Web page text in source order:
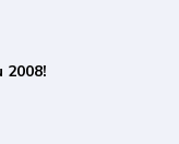
2008!